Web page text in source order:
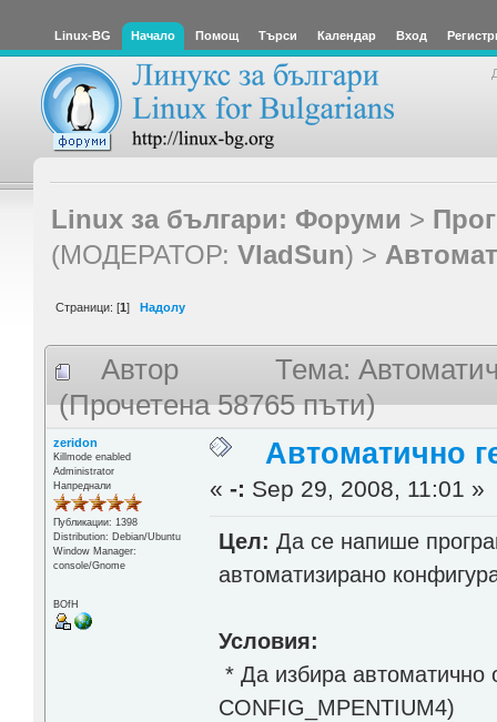
Linux-BG Начало Помощ Търси Календар Вход
Linux за българи: Форуми >
(МОДЕРАТОР: VladSun) >
Страници: [1] Надолу
Автор
Тема:
(Прочетена 58765 пъти)
zeridon
Killmode enabled
Administrator
Напреднали
Публикации: 1398
Distribution: Debian/Ubuntu
Window Manager:
console/Gnome
BOfH
Автоматично
«-: Sep 29, 2008, 11:01 »
Цел: Да се напише
автоматизирано
Условия:
* Да избира автоматично
CONFIG_MPENTIUM4)